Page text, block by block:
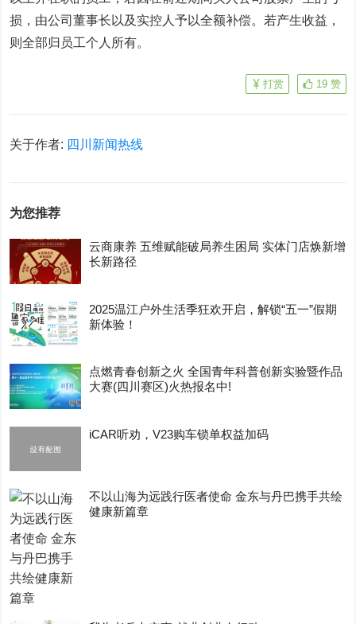
损，由公司董事长以及实控人予以全额补偿。若产生收益，
则全部归员工个人所有。
19 赞
打赏
关于作者: 四川新闻热线
为您推荐
云商康养 五维赋能破局养生困局 实体门店焕新增
长新路径
2025温江户外生活季狂欢开启，解锁“五一”假期
新体验！
点燃青春创新之火 全国青年科普创新实验暨作品
大赛(四川赛区)火热报名中!
iCAR听劝，V23购车锁单权益加码
不以山海为远践行医者使命 金东与丹巴携手共绘
健康新篇章